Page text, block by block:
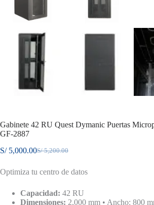
Gabinete 42 RU Quest Dymanic Puertas
GF-2887
S/5,200.00
El
original
S/ 5,200.00.
S/5,000.00El
actual
S/ 5,000.00.
Optimiza tu centro de datos
Capacidad: 42 RU
Dimensiones: 2,000 mm • Ancho: 800